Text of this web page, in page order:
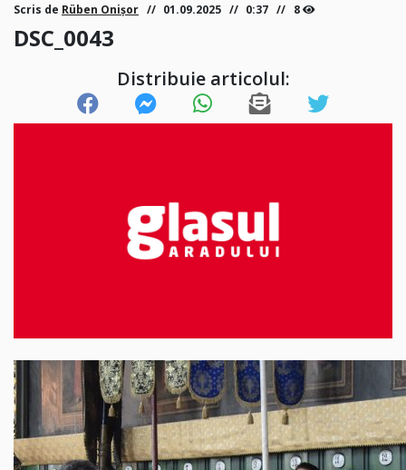
Scris de Rüben Onișor 01.09.2025 0:37 8
DSC_0043
Distribuie articolul: